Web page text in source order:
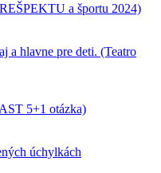
a športu 2024)
a hlavne pre deti. (Teatro
5+1 otázka)
úchylkách